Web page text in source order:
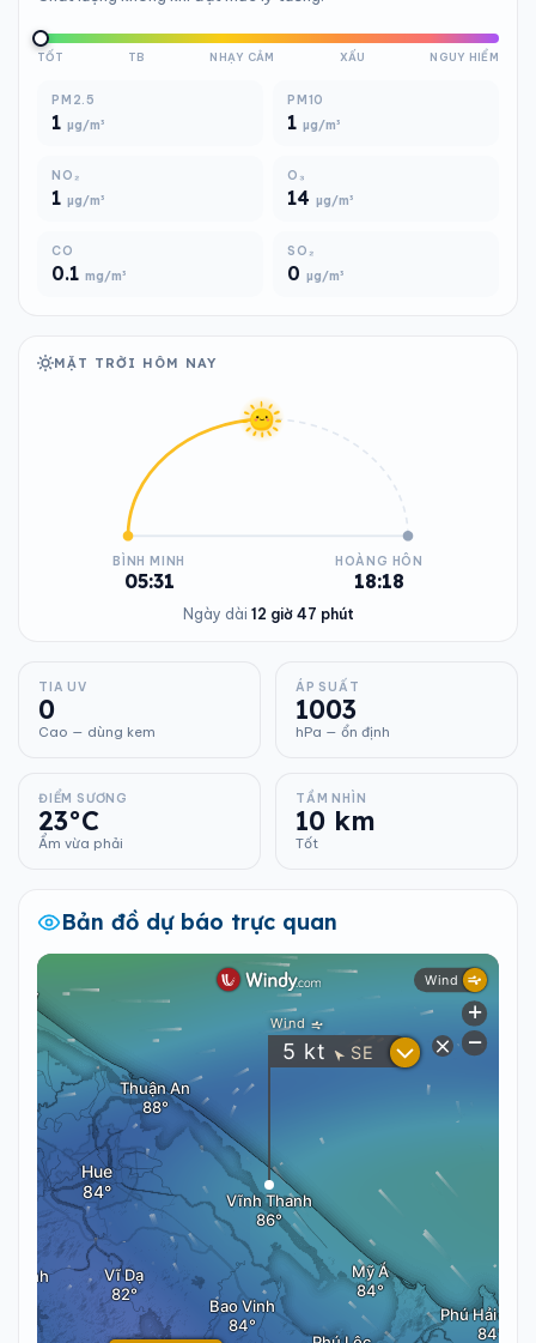
TỐT TB NHẠY CẢM XẤU NGUY HIỂM
PM2.5
1 µg/m³
PM10
1 µg/m³
NO₂
1 µg/m³
O₃
14 µg/m³
CO
0.1 mg/m³
SO₂
0 µg/m³
MẶT TRỜI HÔM NAY
BÌNH MINH
05:31
HOÀNG HÔN
18:18
Ngày dài 12 giờ 47 phút
TIA UV
0
Cao — dùng kem
ÁP SUẤT
1003
hPa — ổn định
ĐIỂM SƯƠNG
23°C
Ẩm vừa phải
TẦM NHÌN
10 km
Tốt
Bản đồ dự báo trực quan